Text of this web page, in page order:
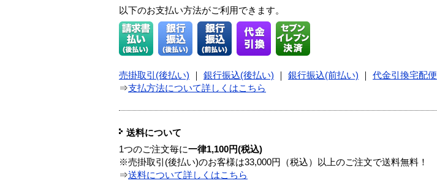
以下のお支払い方法がご利用できます。
売掛取引(後払い) 銀行振込(後払い) 銀行振込(前払い) 代金引換宅配便
⇒支払方法について詳しくはこちら
送料について
1つのご注文毎に一律1,100円(税込)
※売掛取引(後払い)のお客様は33,000円（税込）以上のご注文で送料無料！
⇒送料について詳しくはこちら